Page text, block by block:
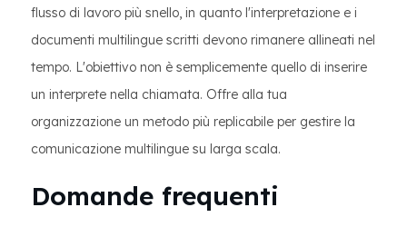
flusso di lavoro più snello, in quanto l'interpretazione e i
documenti multilingue scritti devono rimanere allineati nel
tempo. L'obiettivo non è semplicemente quello di inserire
un interprete nella chiamata. Offre alla tua
organizzazione un metodo più replicabile per gestire la
comunicazione multilingue su larga scala.
Domande frequenti